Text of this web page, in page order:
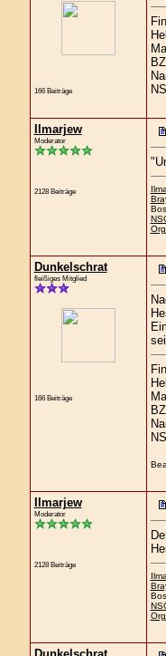
166 Beiträge
Ilmarjew
Moderator
2128 Beiträge
Dunkelschrat
fleißiges Mitglied
166 Beiträge
Ilmarjew
Moderator
2128 Beiträge